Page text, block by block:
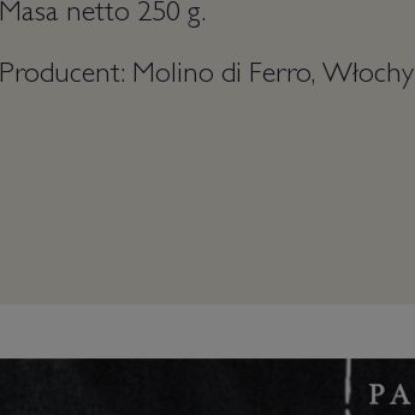
Masa netto 250 g.
Producent: Molino di Ferro, Włochy